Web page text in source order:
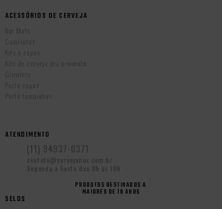
ACESSÓRIOS DE CERVEJA
Bar Mats
Camisetas
Kits e copos
Kits de cerveja pra presente
Growlers
Porta copos
Porta tampinhas
ATENDIMENTO
(11) 94937-0371
contato@cervejabox.com.br
Segunda a Sexta das 9h às 18h
PRODUTOS DESTINADOS A
MAIORES DE 18 ANOS
SELOS